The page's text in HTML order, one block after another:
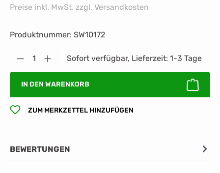
Preise inkl. MwSt. zzgl. Versandkosten
Produktnummer: SW10172
Produkt Anzahl: Gib den gewünschten
Sofort verfügbar, Lieferzeit: 1-3 Tage
IN DEN WARENKORB
ZUM MERKZETTEL HINZUFÜGEN
BEWERTUNGEN